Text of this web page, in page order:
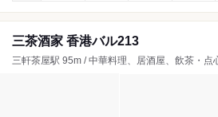
三茶酒家 香港バル213
三軒茶屋駅 95m / 中華料理、居酒屋、飲茶・点